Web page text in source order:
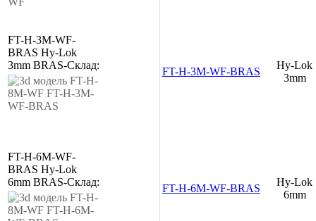
FT-H-3M-WF-
BRAS Hy-Lok
3mm BRAS-Склад:
FT-H-3M-WF-BRAS
Hy-Lok
3mm
FT-H-6M-WF-
BRAS Hy-Lok
6mm BRAS-Склад:
FT-H-6M-WF-BRAS
Hy-Lok
6mm